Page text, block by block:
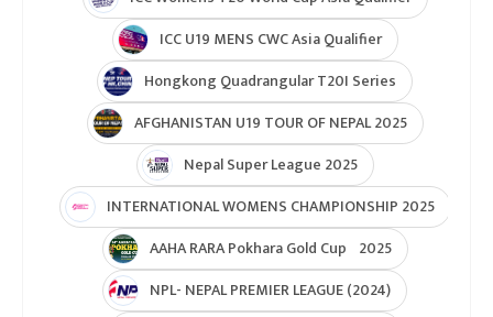
ICC U19 MENS CWC Asia Qualifier
Hongkong Quadrangular T20I Series
AFGHANISTAN U19 TOUR OF NEPAL 2025
Nepal Super League 2025
INTERNATIONAL WOMENS CHAMPIONSHIP 2025
AAHA RARA Pokhara Gold Cup 2025
NPL- NEPAL PREMIER LEAGUE (2024)